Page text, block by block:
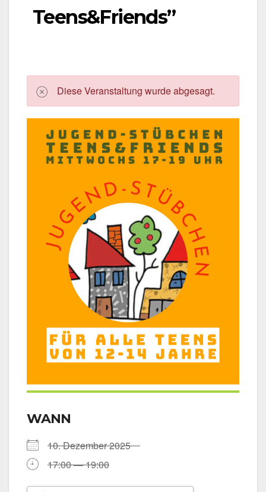
Teens&Friends”
Die­se Ver­an­stal­tung wur­de abge­sagt.
WANN
10. Dezem­ber 2025
17:00 — 19:00